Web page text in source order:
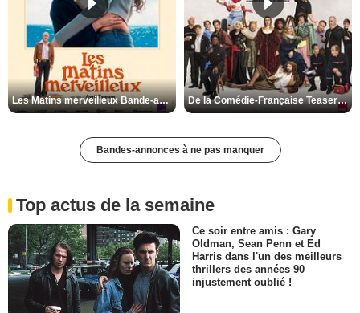
Les Matins merveilleux Bande-annonce VF De la Comédie-Française Teaser VF
Bandes-annonces à ne pas manquer
Top actus de la semaine
Ce soir entre amis : Gary
Oldman, Sean Penn et Ed
Harris dans l'un des meilleurs
thrillers des années 90
injustement oublié !